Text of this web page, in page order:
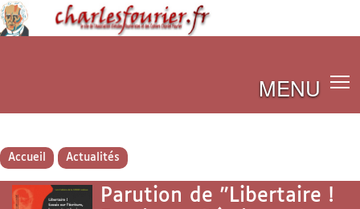
MENU
Accueil Actualités
Parution de "Libertaire !